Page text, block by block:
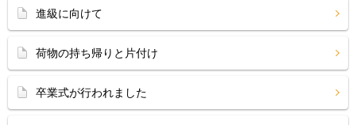
進級に向けて
荷物の持ち帰りと片付け
卒業式が行われました